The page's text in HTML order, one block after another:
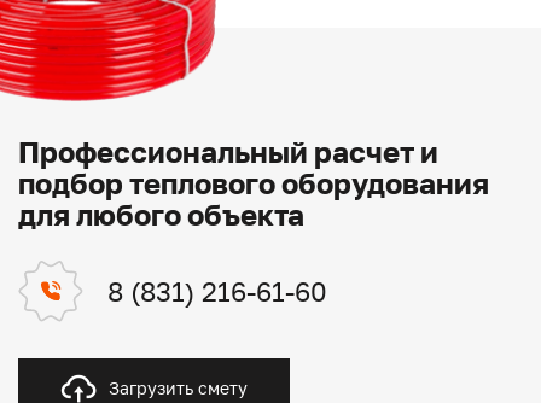
Профессиональный расчет и
подбор теплового оборудования
для любого объекта
8 (831) 216-61-60
Загрузить смету